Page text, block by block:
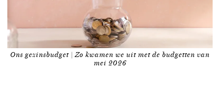
Ons gezinsbudget | Zo kwamen we uit met de budgetten van
mei 2026